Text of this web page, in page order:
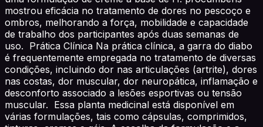
mostrou eficácia no tratamento de dores no pescoço e
ombros, melhorando a força, mobilidade e capacidade
de trabalho dos participantes após duas semanas de
uso. Prática Clínica Na prática clínica, a garra do diabo
é frequentemente empregada no tratamento de diversas
condições, incluindo dor nas articulações (artrite), dores
nas costas, dor muscular, dor neuropática, inflamação e
desconforto associado a lesões esportivas ou tensão
muscular. Essa planta medicinal está disponível em
várias formulações, tais como cápsulas, comprimidos,